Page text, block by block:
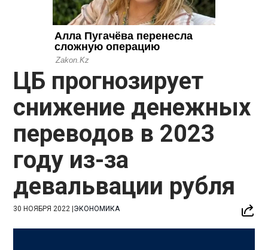
ЦБ прогнозирует
снижение денежных
переводов в 2023
году из-за
девальвации рубля
30 НОЯБРЯ 2022 |ЭКОНОМИКА